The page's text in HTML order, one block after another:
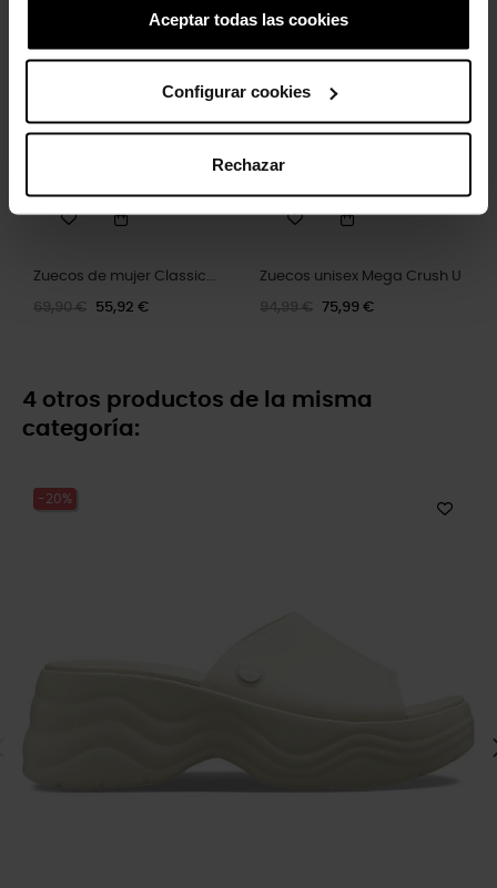
Aceptar todas las cookies
Configurar cookies
Rechazar
Zuecos de mujer Classic...
69,90 € 55,92 €
Zuecos unisex Mega Crush U
94,99 € 75,99 €
4 otros productos de la misma
categoría:
-20%